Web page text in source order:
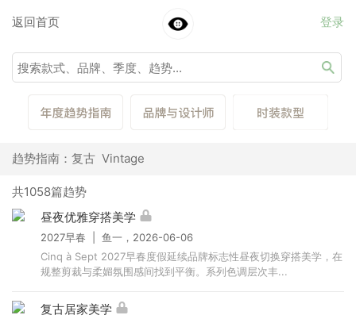
返回首页 登录
趋势指南：复古 Vintage
共1058篇趋势
昼夜优雅穿搭美学
2027早春 | 鱼一，2026-06-06
Cinq à Sept 2027早春度假延续品牌标志性昼夜切换穿搭美学，在
规整剪裁与柔媚氛围感间找到平衡。系列色调层次丰...
复古居家美学